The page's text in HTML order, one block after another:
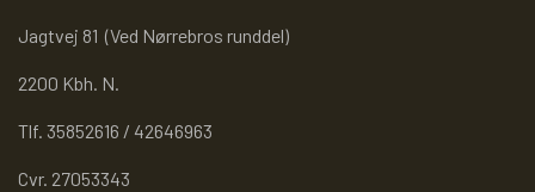
REOLER/OPBEVARING
BOGREOLER 40 CM DYBDE
Jagtvej 81 (Ved Nørrebros runddel)
2200 Kbh. N.
Tlf. 35852616 / 42646963
Cvr. 27053343